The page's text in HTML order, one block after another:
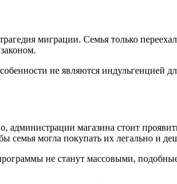
миграции. Семья только
не являются индульгенцией
магазина стоит
семья могла покупать их легально и
не станут массовыми,